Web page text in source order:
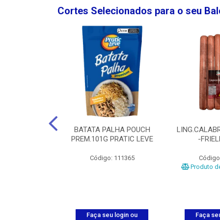
Cortes Selecionados para o seu
BATATA PALHA POUCH
PREM.101G PRATIC LEVE
Código: 111365
Faça seu login ou
-
Produto
Faça